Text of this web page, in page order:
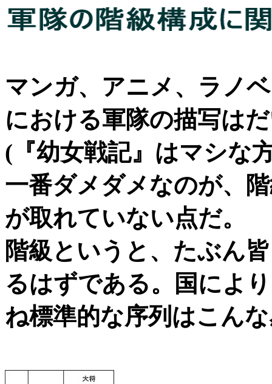
マンガ、アニメ、ラノ
における軍隊の描写は
(『幼女戦記』はマシな
一番ダメダメなのが、
が取れていない点だ。
階級というと、たぶん
るはずである。国によ
ね標準的な序列はこん